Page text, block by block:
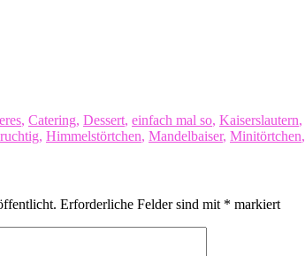
, Catering, Dessert, einfach mal so, Kaiserslautern,
, Himmelstörtchen, Mandelbaiser, Minitörtchen,
Erforderliche Felder sind mit * markiert